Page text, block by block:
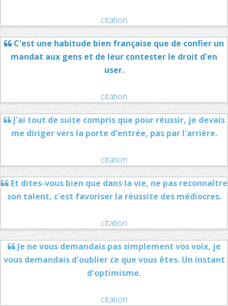
citation
C'est une habitude bien française que de confier un
mandat aux gens et de leur contester le droit d'en
user.
citation
J'ai tout de suite compris que pour réussir, je devais
me diriger vers la porte d'entrée, pas par l'arrière.
citation
Et dites-vous bien que dans la vie, ne pas reconnaître
son talent, c'est favoriser la réussite des médiocres.
citation
Je ne vous demandais pas simplement vos voix, je
vous demandais d'oublier ce que vous êtes. Un instant
d'optimisme.
citation